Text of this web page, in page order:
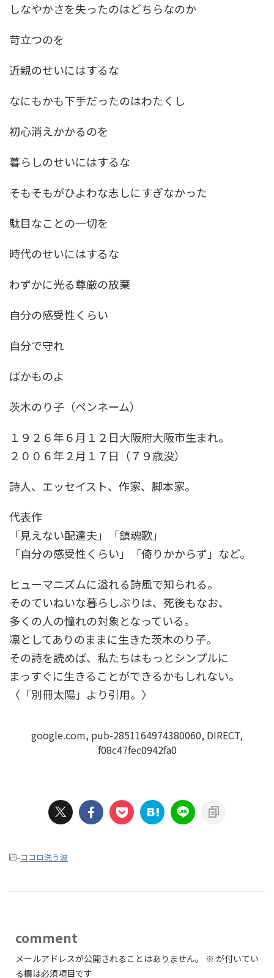
しなやかさを失ったのはどちらなのか
苛立つのを
近親のせいにはするな
なにもかも下手だったのはわたくし
初心消えかかるのを
暮らしのせいにはするな
そもそもがひよわな志しにすぎなかった
駄目なことの一切を
時代のせいにはするな
わずかに光る尊厳の放棄
自分の感受性くらい
自分で守れ
ばかものよ
茨木のり子（ペンネーム）
１９２６年６月１２日大阪府大阪市生まれ。
２００６年２月１７日（７９歳没）
詩人、エッセイスト、作家、脚本家。
代表作
「見えない配達夫」「鎮魂歌」
「自分の感受性くらい」「倚りかからず」など。
ヒューマニズムに溢れる詩風で知られる。
そのていねいな暮らしぶりは、死後もなお、
多くの人の憧れの対象となっている。
凛としてありのままに生きた茨木のり子。
その詩を読めば、私たちはもっとシンプルに
まっすぐに生きることができるかもしれない。
〈「別冊太陽」より引用。〉
google.com, pub-2851164974380060, DIRECT,
f08c47fec0942fa0
-ココロ洗う波
comment
メールアドレスが公開されることはありません。 ※ が付いてい
る欄は必須項目です